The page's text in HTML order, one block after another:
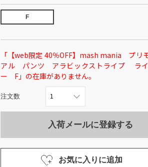
F
「【web限定 40％OFF】mash mania プリ
アル パンツ アラビックストライプ ライ
ー F」の在庫がありません。
注文数
入荷メールに登録する
お気に入りに追加